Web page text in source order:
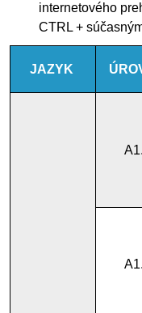
internetového
CTRL +
JAZYK